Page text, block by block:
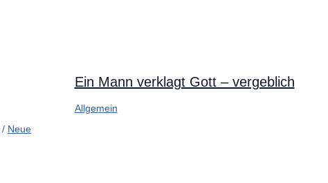
/ Neue
Ein Mann verklagt Gott – vergeblich
Allgemein